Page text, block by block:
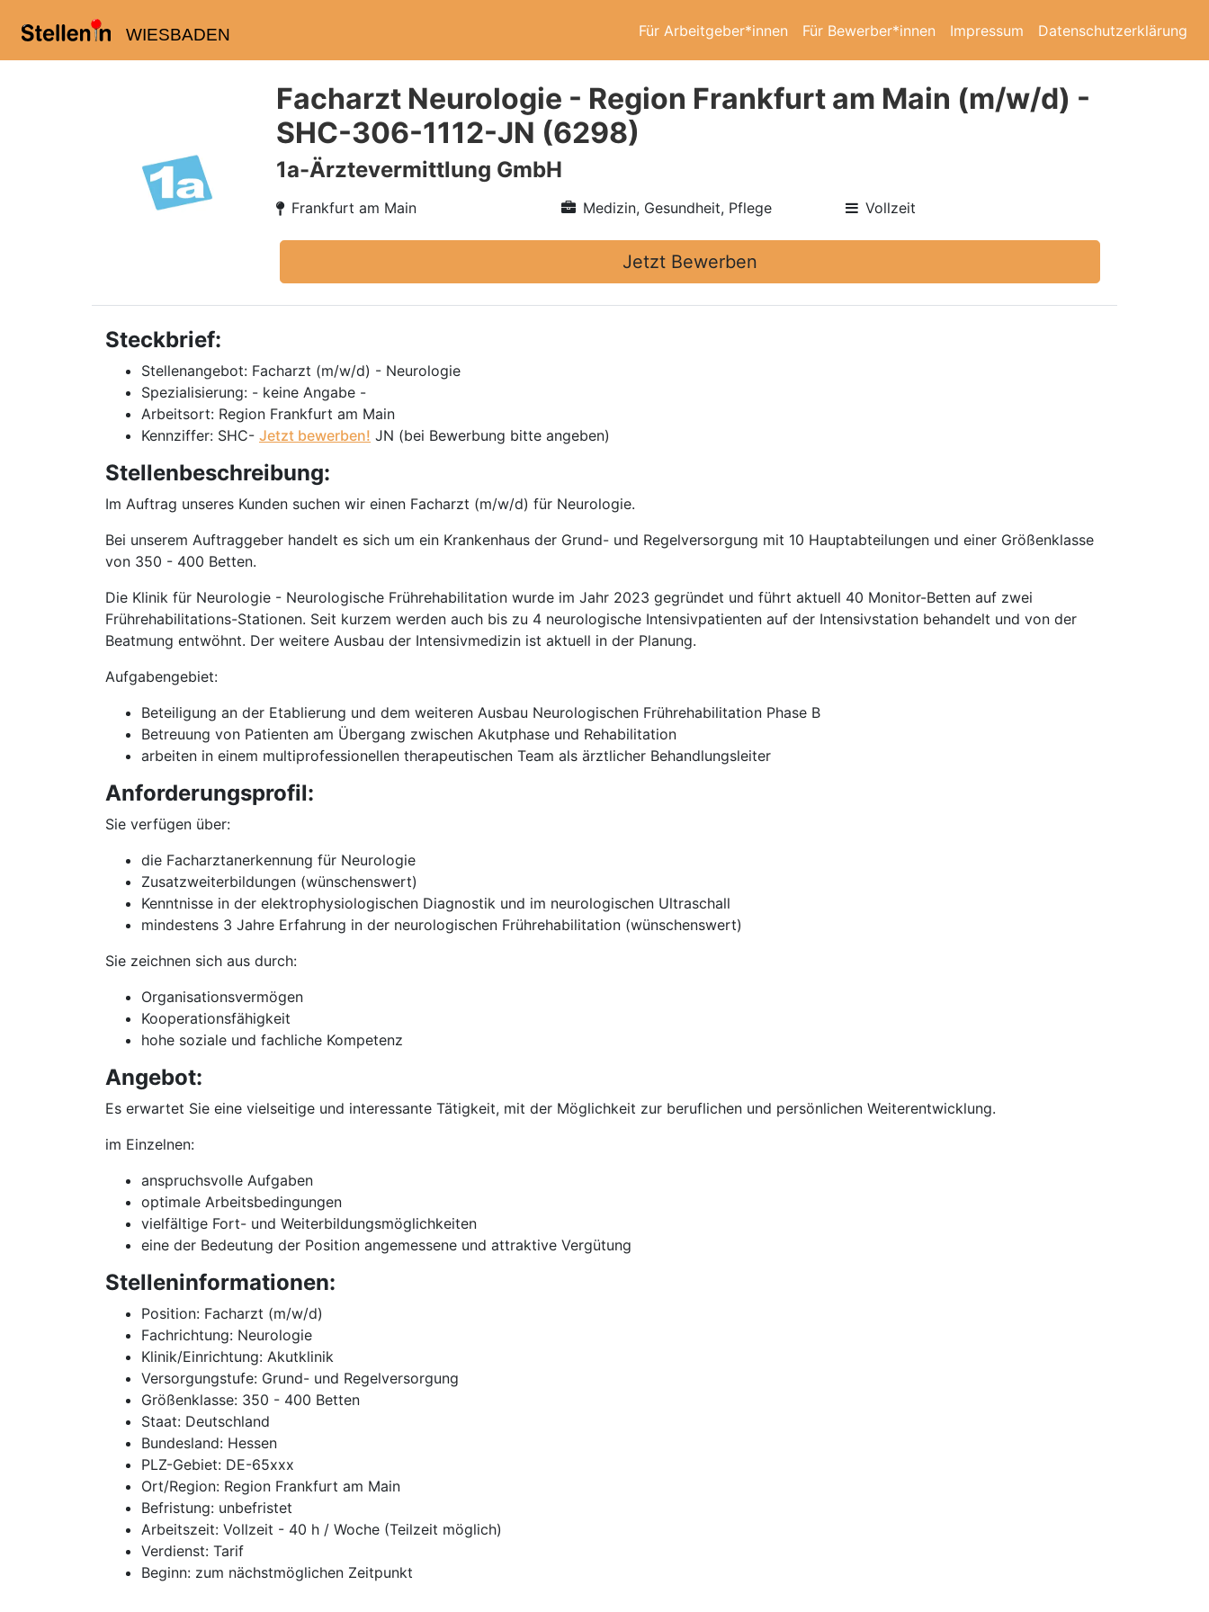
WIESBADEN Für Arbeitgeber*innen Für Bewerber*innen Impressum Datenschutzerklärung
Facharzt Neurologie - Region Frankfurt am Main (m/w/d) -
SHC-306-1112-JN (6298)
1a-Ärztevermittlung GmbH
Frankfurt am Main Medizin, Gesundheit, Pflege Vollzeit
Jetzt Bewerben
Steckbrief:
Stellenangebot: Facharzt (m/w/d) - Neurologie
Spezialisierung: - keine Angabe -
Arbeitsort: Region Frankfurt am Main
Kennziffer: SHC- Jetzt bewerben! JN (bei Bewerbung bitte angeben)
Stellenbeschreibung:
Im Auftrag unseres Kunden suchen wir einen Facharzt (m/w/d) für Neurologie.
Bei unserem Auftraggeber handelt es sich um ein Krankenhaus der Grund- und Regelversorgung mit 10 Hauptabteilungen und einer Größenklasse
von 350 - 400 Betten.
Die Klinik für Neurologie - Neurologische Frührehabilitation wurde im Jahr 2023 gegründet und führt aktuell 40 Monitor-Betten auf zwei
Frührehabilitations-Stationen. Seit kurzem werden auch bis zu 4 neurologische Intensivpatienten auf der Intensivstation behandelt und von der
Beatmung entwöhnt. Der weitere Ausbau der Intensivmedizin ist aktuell in der Planung.
Aufgabengebiet:
Beteiligung an der Etablierung und dem weiteren Ausbau Neurologischen Frührehabilitation Phase B
Betreuung von Patienten am Übergang zwischen Akutphase und Rehabilitation
arbeiten in einem multiprofessionellen therapeutischen Team als ärztlicher Behandlungsleiter
Anforderungsprofil:
Sie verfügen über:
die Facharztanerkennung für Neurologie
Zusatzweiterbildungen (wünschenswert)
Kenntnisse in der elektrophysiologischen Diagnostik und im neurologischen Ultraschall
mindestens 3 Jahre Erfahrung in der neurologischen Frührehabilitation (wünschenswert)
Sie zeichnen sich aus durch:
Organisationsvermögen
Kooperationsfähigkeit
hohe soziale und fachliche Kompetenz
Angebot:
Es erwartet Sie eine vielseitige und interessante Tätigkeit, mit der Möglichkeit zur beruflichen und persönlichen Weiterentwicklung.
im Einzelnen:
anspruchsvolle Aufgaben
optimale Arbeitsbedingungen
vielfältige Fort- und Weiterbildungsmöglichkeiten
eine der Bedeutung der Position angemessene und attraktive Vergütung
Stelleninformationen:
Position: Facharzt (m/w/d)
Fachrichtung: Neurologie
Klinik/Einrichtung: Akutklinik
Versorgungstufe: Grund- und Regelversorgung
Größenklasse: 350 - 400 Betten
Staat: Deutschland
Bundesland: Hessen
PLZ-Gebiet: DE-65xxx
Ort/Region: Region Frankfurt am Main
Befristung: unbefristet
Arbeitszeit: Vollzeit - 40 h / Woche (Teilzeit möglich)
Verdienst: Tarif
Beginn: zum nächstmöglichen Zeitpunkt